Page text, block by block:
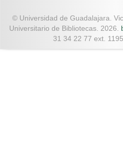
© Universidad de Guadalajara.
Universitario de Bibliotecas. 2026.
31 34 22 77 ext.